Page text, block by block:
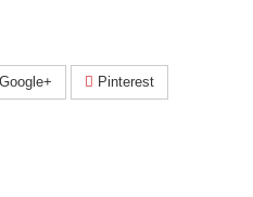
Google+ Pinterest